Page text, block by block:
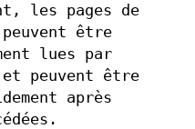
les pages de
être
lues par
peuvent être
après